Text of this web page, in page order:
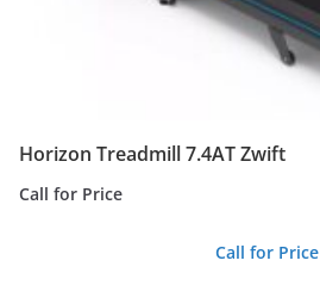
Horizon Treadmill 7.4AT Zwift
Call for Price
Call for Price